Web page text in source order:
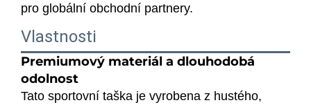
pro globální obchodní partnery.
Vlastnosti
Premiumový materiál a dlouhodobá
odolnost
Tato sportovní taška je vyrobena z hustého,